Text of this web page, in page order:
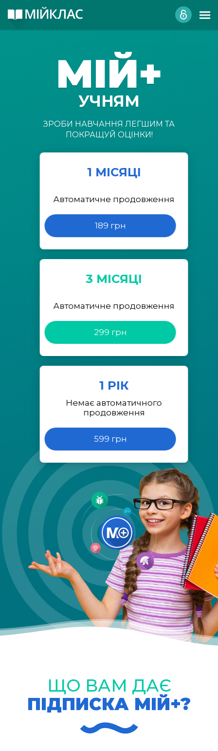
МІЙ+
УЧНЯМ
ЗРОБИ НАВЧАННЯ ЛЕГШИМ ТА
ПОКРАЩУЙ ОЦІНКИ!
1 МІСЯЦІ
Автоматичне продовження
189 грн
3 МІСЯЦІ
Автоматичне продовження
299 грн
1 РІК
Немає автоматичного
продовження
599 грн
ЩО ВАМ ДАЄ
ПІДПИСКА МІЙ+?